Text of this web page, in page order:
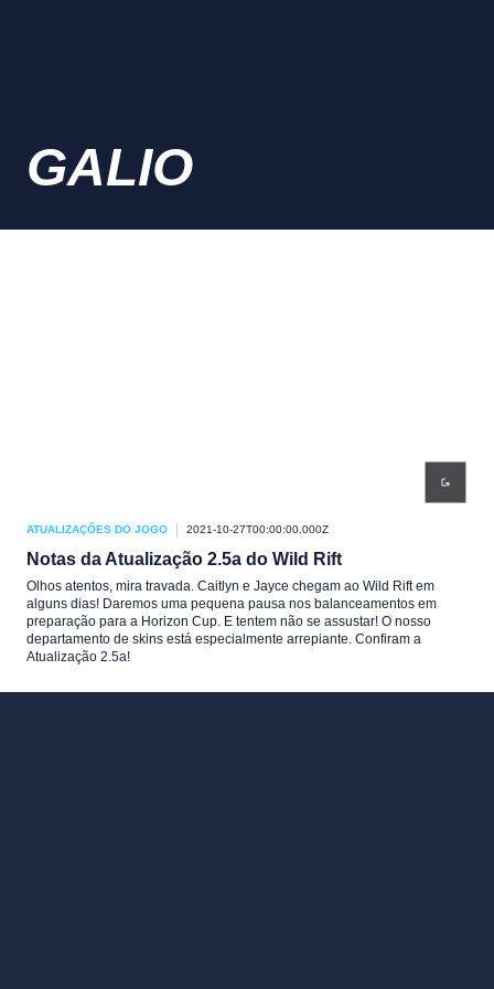
GALIO
ATUALIZAÇÕES DO JOGO 2021-10-27T00:00:00.000Z
Notas da Atualização 2.5a do Wild Rift
Olhos atentos, mira travada. Caitlyn e Jayce chegam ao Wild Rift em
alguns dias! Daremos uma pequena pausa nos balanceamentos em
preparação para a Horizon Cup. E tentem não se assustar! O nosso
departamento de skins está especialmente arrepiante. Confiram a
Atualização 2.5a!